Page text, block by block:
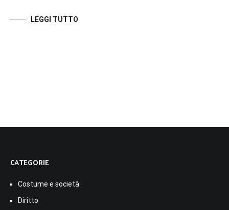
LEGGI TUTTO
CATEGORIE
Costume e società
Diritto